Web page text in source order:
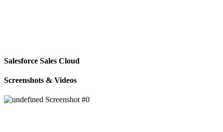
Salesforce Sales Cloud
Screenshots & Videos